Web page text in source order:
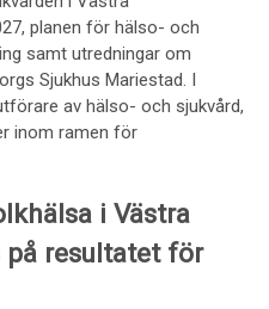
planen för hälso- och
samt utredningar om
Sjukhus Mariestad. I
av hälso- och sjukvård,
inom ramen för
i Västra
på resultatet för